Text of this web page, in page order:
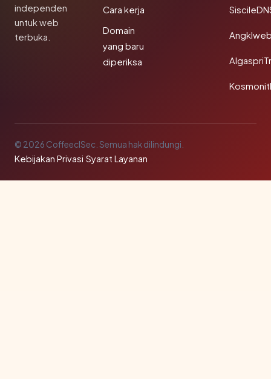
independen
untuk web
terbuka.
Cara kerja
Domain
yang baru
diperiksa
© 2026 CoffeeclSec. Semua hak dilindungi.
Kebijakan Privasi·Syarat Layanan